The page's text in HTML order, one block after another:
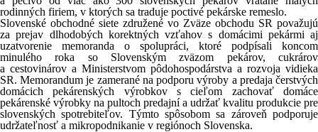
rodinných firiem, v ktorých sa traduje poctivé pekárske remeslo.
Slovenské obchodné siete združené vo Zväze obchodu SR považujú
za prejav dlhodobých korektných vzťahov s domácimi pekármi aj
uzatvorenie memoranda o spolupráci, ktoré podpísali koncom
minulého roka so Slovenským zväzom pekárov, cukrárov
a cestovinárov a Ministerstvom pôdohospodárstva a rozvoja vidieka
SR. Memorandum je zamerané na podporu výroby a predaja čerstvých
domácich pekárenských výrobkov s cieľom zachovať domáce
pekárenské výrobky na pultoch predajní a udržať kvalitu produkcie pre
slovenských spotrebiteľov. Týmto spôsobom sa zároveň podporuje
udržateľnosť a mikropodnikanie v regiónoch Slovenska.